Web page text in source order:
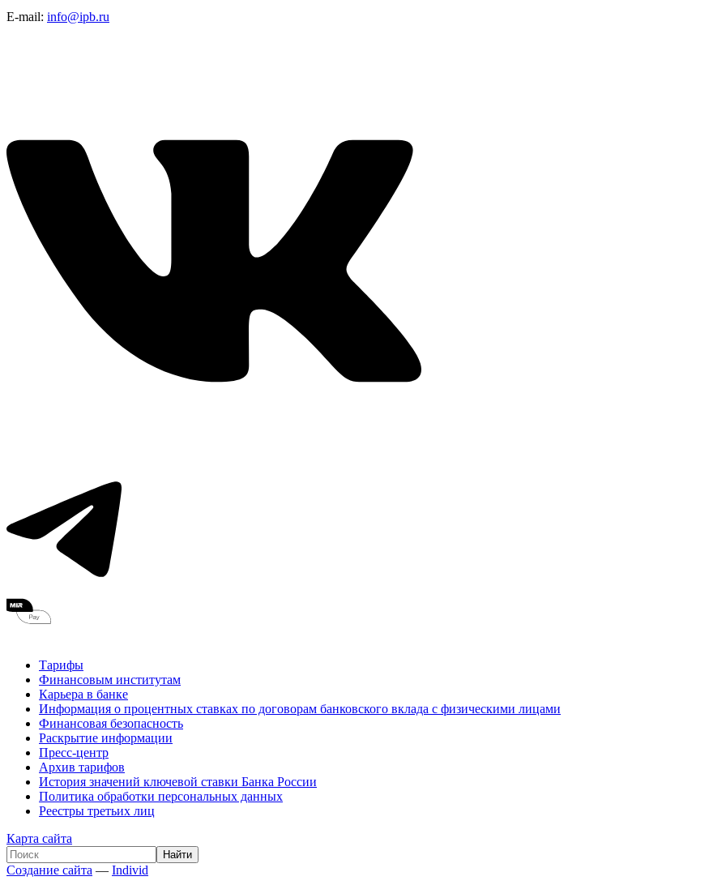
E-mail: info@ipb.ru
Тарифы
Финансовым институтам
Карьера в банке
Информация о процентных ставках по договорам банковского вклада с физическими лицами
Финансовая безопасность
Раскрытие информации
Пресс-центр
Архив тарифов
История значений ключевой ставки Банка России
Политика обработки персональных данных
Реестры третьих лиц
Карта сайта
Создание сайта — Individ